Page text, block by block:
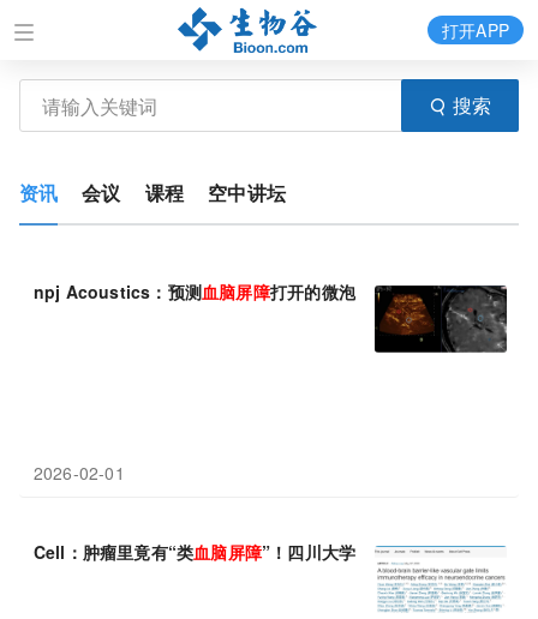
搜索
打开APP
资讯 会议 课程 空中讲坛
npj Acoustics：预测血脑屏障打开的微泡分布
2026-02-01
Cell：肿瘤里竟有“类血脑屏障”！四川大学陈崇等团队发现小细胞